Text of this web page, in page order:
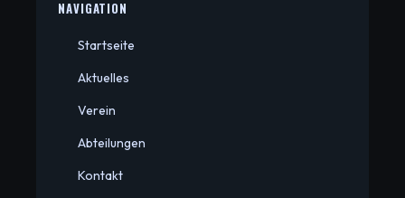
NAVIGATION
Startseite
Aktuelles
Verein
Abteilungen
Kontakt